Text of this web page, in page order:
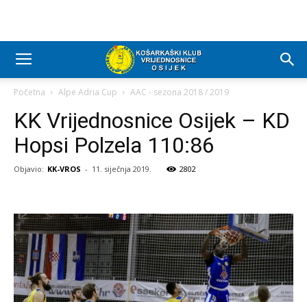
Početna Alpe Adria Cup AAC - sezona 2018 / 2019
KK Vrijednosnice Osijek – KD
Hopsi Polzela 110:86
Objavio: KK-VROS - 11. siječnja 2019. 2802